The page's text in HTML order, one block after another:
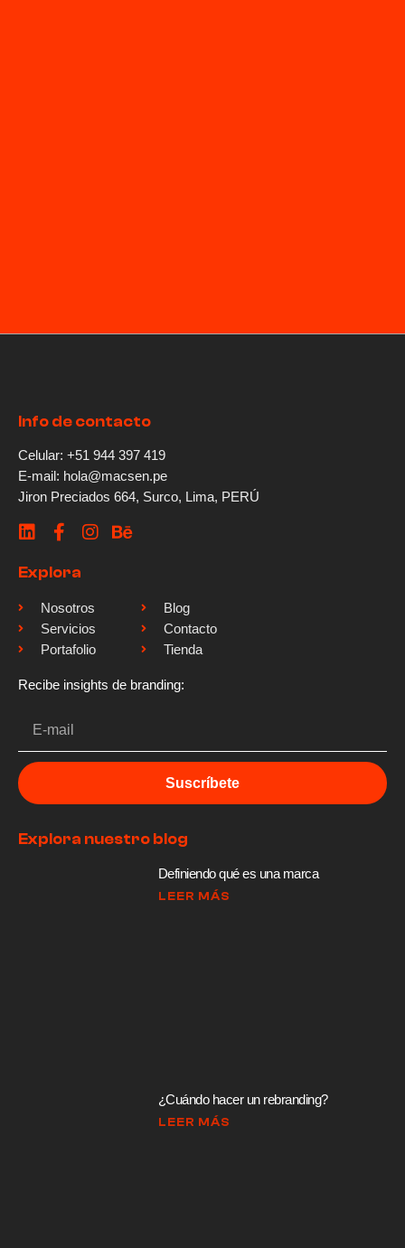
Info de contacto
Celular: +51 944 397 419
E-mail: hola@macsen.pe
Jiron Preciados 664, Surco, Lima, PERÚ
Explora
Nosotros
Servicios
Portafolio
Blog
Contacto
Tienda
Recibe insights de branding:
Suscríbete
Explora nuestro blog
Definiendo qué es una marca
LEER MÁS
¿Cuándo hacer un rebranding?
LEER MÁS